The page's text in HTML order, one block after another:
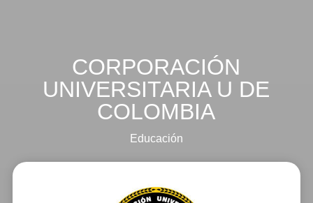
CORPORACIÓN
UNIVERSITARIA U DE
COLOMBIA
Educación